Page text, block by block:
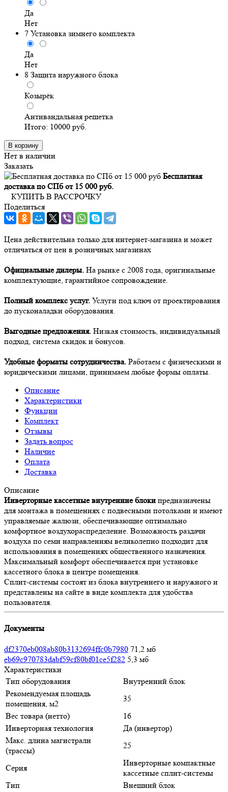
Да
Нет
7 Установка зимнего комплекта
Да
Нет
8 Защита наружного блока
Козырёк
Антивандальная решетка
Итого: 10000 руб.
В корзину
Нет в наличии
Заказать
Бесплатная
доставка по СПб от 15 000 руб.
КУПИТЬ В РАССРОЧКУ
Поделиться
Цена действительна только для интернет-магазина и может
отличаться от цен в розничных магазинах
Официальные дилеры. На рынке с 2008 года, оригинальные
комплектующие, гарантийное сопровождение.
Полный комплекс услуг. Услуги под ключ от проектирования
до пусконаладки оборудования.
Выгодные предложения. Низкая стоимость, индивидуальный
подход, система скидок и бонусов.
Удобные форматы сотрудничества. Работаем с физическими и
юридическими лицами, принимаем любые формы оплаты.
Описание
Характеристики
Функции
Комплект
Отзывы
Задать вопрос
Наличие
Оплата
Доставка
Описание
Инверторные кассетные внутренние блоки предназначены
для монтажа в помещениях с подвесными потолками и имеют
управляемые жалюзи, обеспечивающие оптимально
комфортное воздухораспределение. Возможность раздачи
воздуха по семи направлениям великолепно подходит для
использования в помещениях общественного назначения.
Максимальный комфорт обеспечивается при установке
кассетного блока в центре помещения.
Сплит-системы состоят из блока внутреннего и наружного и
представлены на сайте в виде комплекта для удобства
пользователя.
Документы
df2370eb008ab80b3132694ffc0b7980 71,2 мб
eb69c970783dabf59cf80bf01ce5f282 5,3 мб
Характеристики
Тип оборудования
Внутренний блок
Рекомендуемая площадь
помещения, м2
35
Вес товара (нетто)
16
Инверторная технология
Да (инвертор)
Макс. длина магистрали
(трассы)
25
Серия
Инверторные компактные
кассетные сплит-системы
Тип
Внешний блок